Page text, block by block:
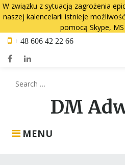
W związku z sytuacją zagrożenia
naszej kalencelarii istnieje
pomocą Skype,
Skip
content
+ 48 606 42 22 66
DM
MENU
Search